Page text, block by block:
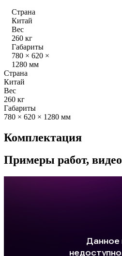
Страна
Китай
Вес
260 кг
Габариты
780 × 620 ×
1280 мм
Страна
Китай
Вес
260 кг
Габариты
780 × 620 × 1280 мм
Комплектация
Примеры работ, видео